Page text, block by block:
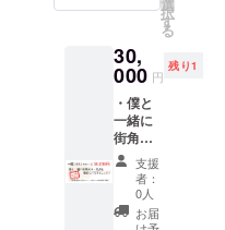
選
択
す
る
30,
000 円
残り1
・僕と
一緒に
街角ギ
ター写
真を撮
りに行
きま
しょ
支援
者：
0人
お届